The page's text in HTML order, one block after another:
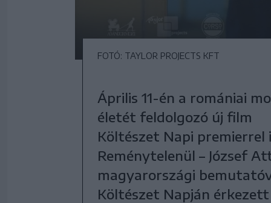
FOTÓ: TAYLOR PROJECTS KFT
Április 11-én a romániai
életét feldolgozó új film
Költészet Napi
Reménytelenül – József
magyarországi
Költészet Napján